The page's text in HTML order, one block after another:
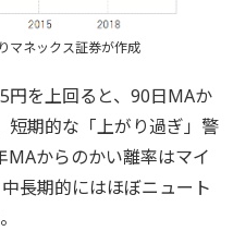
マネックス証券が作成
円を上回ると、90日MAか
短期的な「上がり過ぎ」警
MAからのかい離率はマイ
長期的にはほぼニュート